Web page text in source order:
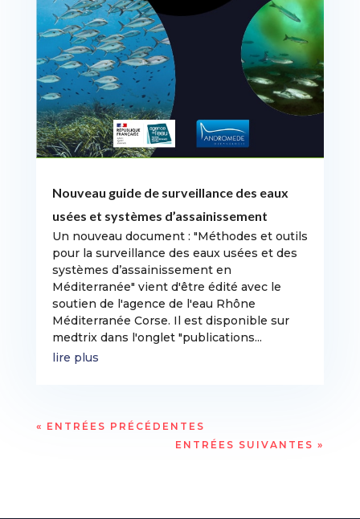
Nouveau guide de surveillance des eaux
usées et systèmes d’assainissement
Un nouveau document : "Méthodes et outils
pour la surveillance des eaux usées et des
systèmes d’assainissement en
Méditerranée" vient d'être édité avec le
soutien de l'agence de l'eau Rhône
Méditerranée Corse. Il est disponible sur
medtrix dans l'onglet "publications...
lire plus
« ENTRÉES PRÉCÉDENTES
ENTRÉES SUIVANTES »